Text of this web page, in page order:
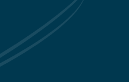
in einer im Journal of
veröffentlichten Studie
Produzenten sind. Um